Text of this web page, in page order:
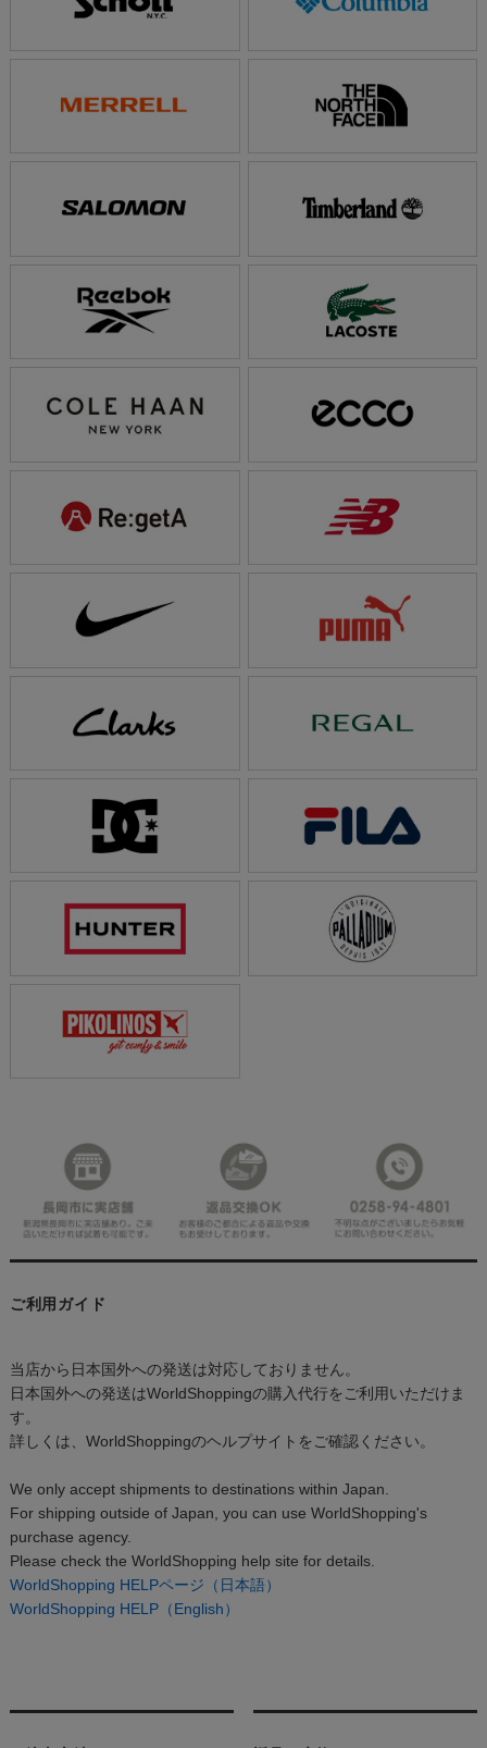
ご利用ガイド
当店から日本国外への発送は対応しておりません。
日本国外への発送はWorldShoppingの購入代行をご利用いただけま
す。
詳しくは、WorldShoppingのヘルプサイトをご確認ください。
We only accept shipments to destinations within Japan.
For shipping outside of Japan, you can use WorldShopping's
purchase agency.
Please check the WorldShopping help site for details.
WorldShopping HELPページ（日本語）
WorldShopping HELP（English）